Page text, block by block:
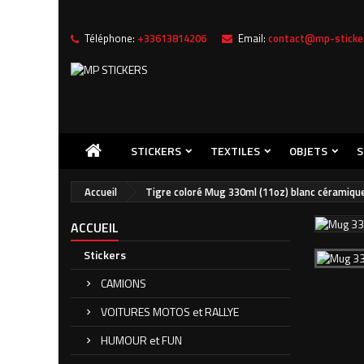
Téléphone: +33613814206 Email: contact@mp-
STICKERS TEXTILES OBJETS
Accueil Tigre coloré Mug 330ml (11oz) blanc
ACCUEIL
Stickers
CAMIONS
VOITURES MOTOS et RALLYE
HUMOUR et FUN